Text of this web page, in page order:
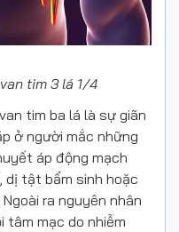
tim 3 lá 1/4
tim ba lá là sự giãn
ở người mắc những
áp động mạch
dị tật bẩm sinh hoặc
ra nguyên nhân
tâm mạc do nhiễm